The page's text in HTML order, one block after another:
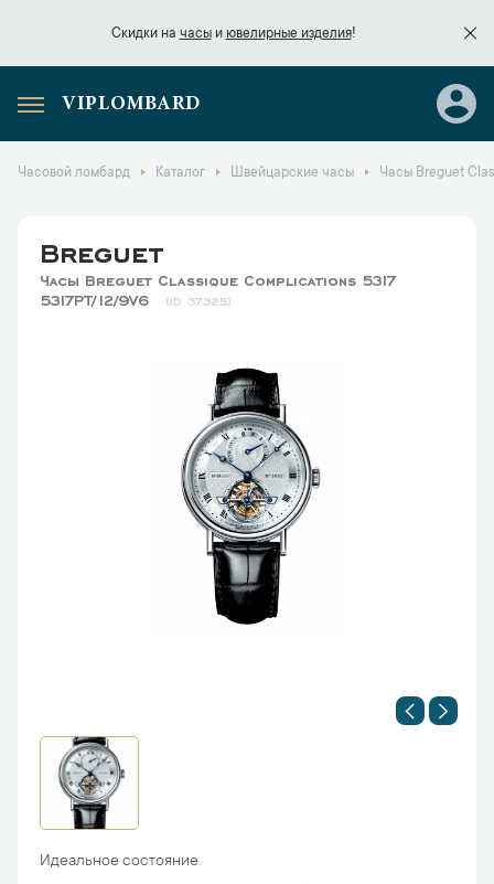
Скидки на часыи ювелирные изделия!
Скидки начасы
VIPLOMBARD
Часовой ломбард Каталог Швейцарские часы Часы Breguet
Breguet
Часы Breguet Classique Complications 5317
5317PT/12/9V6
37325
Идеальное состояние.